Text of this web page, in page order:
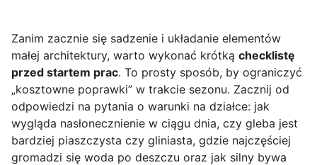
Zanim zacznie się sadzenie i układanie elementów
małej architektury, warto wykonać krótką checklistę
przed startem prac. To prosty sposób, by ograniczyć
„kosztowne poprawki” w trakcie sezonu. Zacznij od
odpowiedzi na pytania o warunki na działce: jak
wygląda nasłonecznienie w ciągu dnia, czy gleba jest
bardziej piaszczysta czy gliniasta, gdzie najczęściej
gromadzi się woda po deszczu oraz jak silny bywa